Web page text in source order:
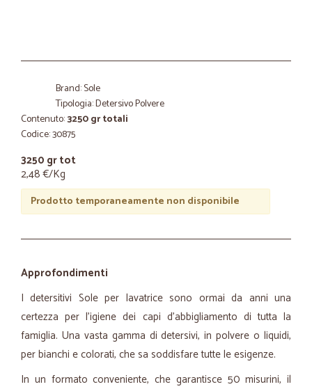
Brand: Sole
Tipologia: Detersivo Polvere
Contenuto:3250 gr totali
Codice: 30875
3250 gr tot
2,48 €/Kg
Prodotto temporaneamente non disponibile
Approfondimenti
I detersitivi Sole per lavatrice sono ormai da anni una
certezza per l'igiene dei capi d'abbigliamento di tutta la
famiglia. Una vasta gamma di detersivi, in polvere o liquidi,
per bianchi e colorati, che sa soddisfare tutte le esigenze.
In un formato conveniente, che garantisce 50 misurini, il